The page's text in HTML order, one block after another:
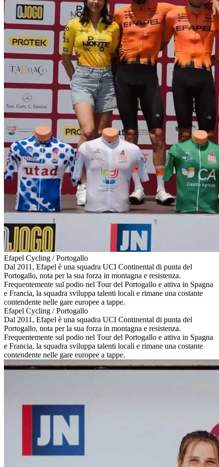
Efapel Cycling / Portogallo
Dal 2011, Efapel è una squadra UCI Continental di punta del
Portogallo, nota per la sua forza in montagna e resistenza.
Frequentemente sul podio nel Tour del Portogallo e attiva in Spagna
e Francia, la squadra sviluppa talenti locali e rimane una costante
contendente nelle gare europee a tappe.
Efapel Cycling / Portogallo
Dal 2011, Efapel è una squadra UCI Continental di punta del
Portogallo, nota per la sua forza in montagna e resistenza.
Frequentemente sul podio nel Tour del Portogallo e attiva in Spagna
e Francia, la squadra sviluppa talenti locali e rimane una costante
contendente nelle gare europee a tappe.